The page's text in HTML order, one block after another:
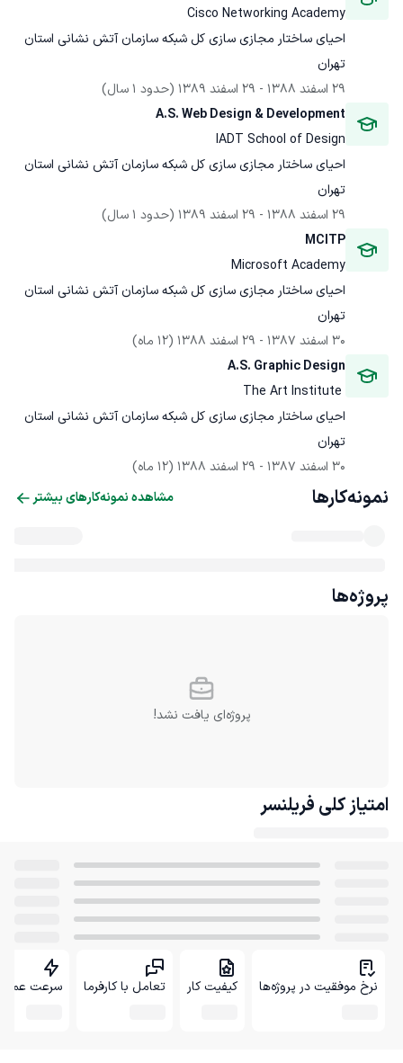
Cisco Networking Academy
احیای ساختار مجازی سازی کل شبکه سازمان آتش نشانی استان
تهران
29 اسفند 1388
- 29 اسفند 1389
(حدود 1 سال)
A.S. Web Design & Development
IADT School of Design
احیای ساختار مجازی سازی کل شبکه سازمان آتش نشانی استان
تهران
29 اسفند 1388
- 29 اسفند 1389
(حدود 1 سال)
MCITP
Microsoft Academy
احیای ساختار مجازی سازی کل شبکه سازمان آتش نشانی استان
تهران
30 اسفند 1387
- 29 اسفند 1388
(12 ماه)
A.S. Graphic Design
احیای ساختار مجازی سازی کل شبکه سازمان آتش نشانی استان
تهران
30 اسفند 1387
- 29 اسفند 1388 (12 ماه)
نمونه‌کارها مشاهده نمونه‌کارهای بیشتر
پروژه‌ها
پروژه‌ای یافت نشد!
امتیاز کلی فریلنسر
نرخ موفقیت در پروژه‌ها کیفیت کار تعامل با کارفرما سرعت عمل